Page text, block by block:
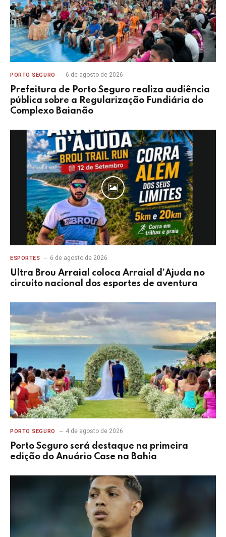
PORTO SEGURO 6 de agosto de 2026
Prefeitura de Porto Seguro realiza audiência
pública sobre a Regularização Fundiária do
Complexo Baianão
ESPORTES 6 de agosto de 2026
Ultra Brou Arraial coloca Arraial d’Ajuda no
circuito nacional dos esportes de aventura
PORTO SEGURO 4 de agosto de 2026
Porto Seguro será destaque na primeira
edição do Anuário Case na Bahia